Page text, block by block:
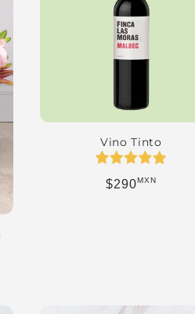
Vino Tinto
Precio habitual
$290MXN